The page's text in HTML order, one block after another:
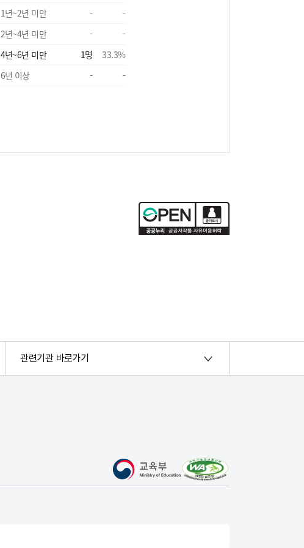
1년~2년 미만
-
-
2년~4년 미만
-
-
4년~6년 미만
1명 33.3%
6년 이상
- -
관련기관 바로가기